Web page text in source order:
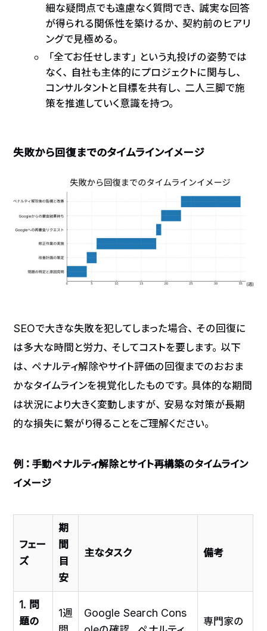
細な疑問点でも遠慮なく質問でき、誠実な回答
が得られる関係性を築けるか、契約前のヒアリ
ングで見極める。
「全てお任せします」という丸投げの姿勢では
なく、自社も主体的にプロジェクトに関与し、
コンサルタントと目標を共有し、二人三脚で施
策を推進していく意識を持つ。
失敗から回復までのタイムラインイメージ
SEOで大きな失敗を犯してしまった場合、その回復に
は多大な時間と労力、そしてコストを要します。以下
は、ペナルティ解除やサイト評価の回復までのおおま
かなタイムラインを視覚化したものです。具体的な期間
は状況により大きく変動しますが、安易な対策が長期
的な損失に繋がり得ることをご理解ください。
例：手動ペナルティ解除とサイト再構築のタイムライン
イメージ
フェー
ズ
期
間
目
安
主なタスク 備考
1. 問
題の
1週
Google Search Cons
専門家の